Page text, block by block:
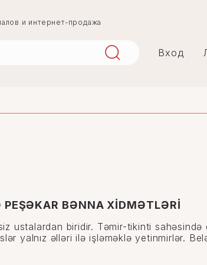
и интернет-продажа
Вход
BƏNNA XİDMƏTLƏRİ
ustalardan biridir. Təmir-tikinti
yalnız əlləri ilə işləməklə yetinmirlər.